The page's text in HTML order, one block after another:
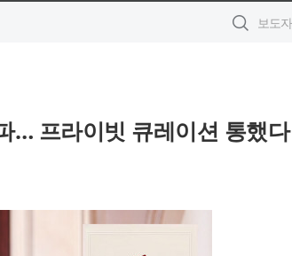
… 프라이빗 큐레이션 통했다